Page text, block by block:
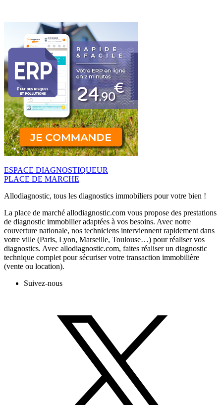
ESPACE DIAGNOSTIQUEUR
PLACE DE MARCHE
Allodiagnostic, tous les diagnostics immobiliers pour votre bien !
La place de marché allodiagnostic.com vous propose des prestations
de diagnostic immobilier adaptées à vos besoins. Avec notre
couverture nationale, nos techniciens interviennent rapidement dans
votre ville (Paris, Lyon, Marseille, Toulouse…) pour réaliser vos
diagnostics. Avec allodiagnostic.com, faites réaliser un diagnostic
technique complet pour sécuriser votre transaction immobilière
(vente ou location).
Suivez-nous